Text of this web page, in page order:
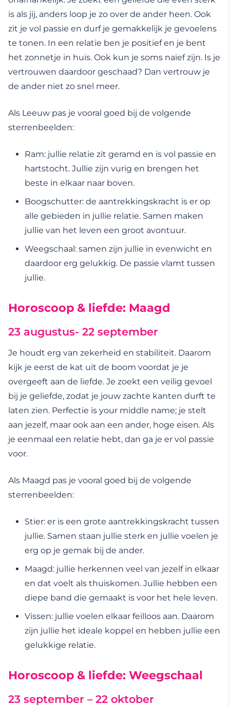
is als jij, anders loop je zo over de ander heen. Ook
zit je vol passie en durf je gemakkelijk je gevoelens
te tonen. In een relatie ben je positief en je bent
het zonnetje in huis. Ook kun je soms naïef zijn. Is je
vertrouwen daardoor geschaad? Dan vertrouw je
de ander niet zo snel meer.
Als Leeuw pas je vooral goed bij de volgende
sterrenbeelden:
Ram: jullie relatie zit geramd en is vol passie en
hartstocht. Jullie zijn vurig en brengen het
beste in elkaar naar boven.
Boogschutter: de aantrekkingskracht is er op
alle gebieden in jullie relatie. Samen maken
jullie van het leven een groot avontuur.
Weegschaal: samen zijn jullie in evenwicht en
daardoor erg gelukkig. De passie vlamt tussen
jullie.
Horoscoop & liefde: Maagd
23 augustus- 22 september
Je houdt erg van zekerheid en stabiliteit. Daarom
kijk je eerst de kat uit de boom voordat je je
overgeeft aan de liefde. Je zoekt een veilig gevoel
bij je geliefde, zodat je jouw zachte kanten durft te
laten zien. Perfectie is your middle name; je stelt
aan jezelf, maar ook aan een ander, hoge eisen. Als
je eenmaal een relatie hebt, dan ga je er vol passie
voor.
Als Maagd pas je vooral goed bij de volgende
sterrenbeelden:
Stier: er is een grote aantrekkingskracht tussen
jullie. Samen staan jullie sterk en jullie voelen je
erg op je gemak bij de ander.
Maagd: jullie herkennen veel van jezelf in elkaar
en dat voelt als thuiskomen. Jullie hebben een
diepe band die gemaakt is voor het hele leven.
Vissen: jullie voelen elkaar feilloos aan. Daarom
zijn jullie het ideale koppel en hebben jullie een
gelukkige relatie.
Horoscoop & liefde: Weegschaal
23 september – 22 oktober